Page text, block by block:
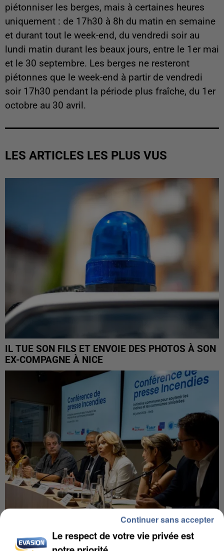
piétonniser les berges, mais à certaines heures
uniquement : de 17h30 à 8h du matin en semaine
et durant tout le week-end, du vendredi soir au
lundi matin durant les beaux jours, entre le 1er mai
et le 30 septembre. Les berges ne resteront
piétonnes que le week-end à partir de vendredi
soir 17h30 pendant la période plus fraîche, du 1er
octobre au 30 avril.
LES ARTICLES LES PLUS VUS
IL TUE SON FILS ET ENVOIE DES PHOTOS À SON
EX-COMPAGNE À NICE
INCENDIES : L’ÎLE-DE-FRANCE LANCE UN ÉLAN
Le respect de votre vie privée est
Continuer sans accepter